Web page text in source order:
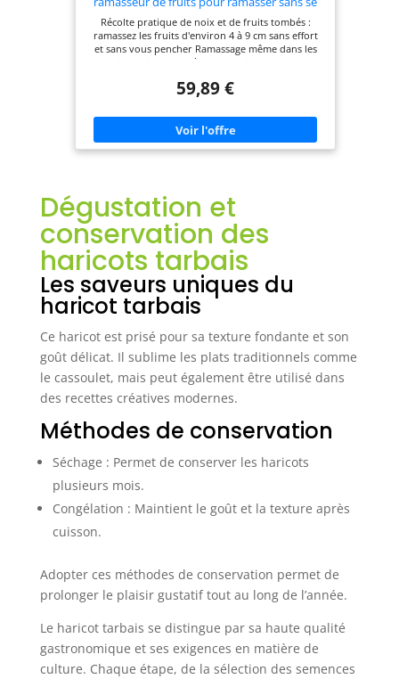
baisser,pour les fruits d'env.4 à 9 cm, facile à
vider,compatible avec les manches
Combisystem de Gardena(3108-20)
Récolte pratique de noix et de fruits tombés :
ramassez les fruits d'environ 4 à 9 cm sans effort
et sans vous pencher Ramassage même dans les
endroits difficiles d'accès : la fonction pelle permet
difficiles d'accès, par exemple directement à côté
permet de vider le collecteur de fruits
confortablement, en position debout
Compatibilité multiple : le ramasse-fruits
Combisystem s'adapte à tous les manches
de travailler en ménageant son dos - exactement
comme vous le souhaitez La livraison comprend :
1 ramasse-fruits Combisystem de Gardena
(manche non compris, vendu séparément)
Gardena
59,89 €
Dégustation et
conservation des
haricots tarbais
Les saveurs uniques du
haricot tarbais
Ce haricot est prisé pour sa texture fondante et son
goût délicat. Il sublime les plats traditionnels comme
le cassoulet, mais peut également être utilisé dans
des recettes créatives modernes.
Méthodes de conservation
Séchage : Permet de conserver les haricots
plusieurs mois.
Congélation : Maintient le goût et la texture après
cuisson.
Adopter ces méthodes de conservation permet de
prolonger le plaisir gustatif tout au long de l’année.
Le haricot tarbais se distingue par sa haute qualité
gastronomique et ses exigences en matière de
culture. Chaque étape, de la sélection des semences